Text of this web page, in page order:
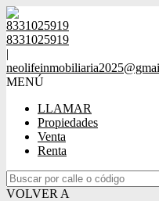
8331025919
8331025919
|
MENÚ
LLAMAR
Propiedades
Venta
Renta
VOLVER A